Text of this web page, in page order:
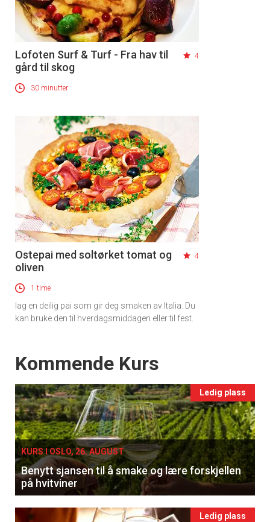
Lofoten Surf & Turf - Fra hav til
gård til skog
4
30 minutter
Ostepai med soltørket tomat og
oliven
4
1 time
lag en deilig pai som gir deg smaken av Italia. Du
kan bruke den til hverdagsmiddagen eller til fest.
Events
Kommende Kurs
Ledig plass
KURS I OSLO, 26. AUGUST
Benytt sjansen til å smake og lære forskjellen
på hvitviner
Ledig plass